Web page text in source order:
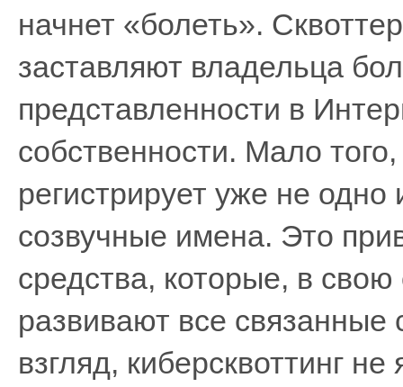
начнет «болеть».
заставляют владельца
представленности в
собственности. Мало
регистрирует уже не
созвучные имена. Это
средства, которые, в
развивают все
взгляд, киберсквоттинг